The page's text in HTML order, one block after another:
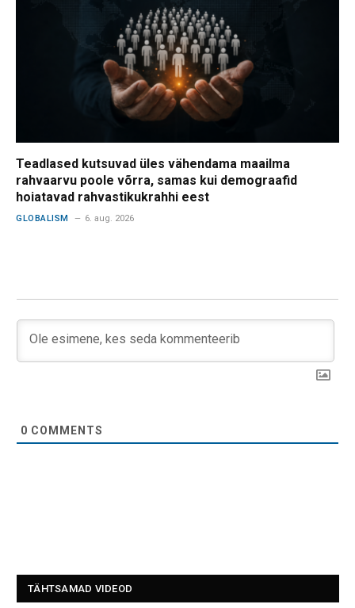
Teadlased kutsuvad üles vähendama maailma
rahvaarvu poole võrra, samas kui demograafid
hoiatavad rahvastikukrahhi eest
GLOBALISM 6. aug. 2026
0 COMMENTS
TÄHTSAMAD VIDEOD